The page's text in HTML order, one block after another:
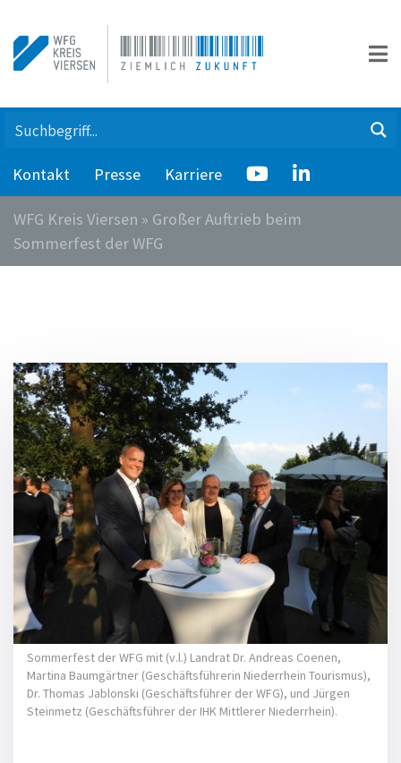
Kontakt Presse Karriere
WFG Kreis Viersen » Großer Auftrieb beim
Sommerfest der WFG
Sommerfest der WFG mit (v.l.) Landrat Dr. Andreas Coenen,
Martina Baumgärtner (Geschäftsführerin Niederrhein Tourismus),
Dr. Thomas Jablonski (Geschäftsführer der WFG), und Jürgen
Steinmetz (Geschäftsführer der IHK Mittlerer Niederrhein).